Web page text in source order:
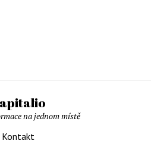
na jednom místě
Kontakt